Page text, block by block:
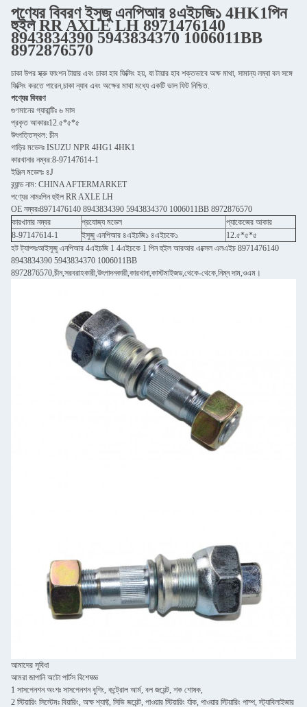
পণ্যের বিবরণ ইসুজু এনপিআর ৪এইচজি১ 4HK1পিন
হুইল RR AXLE LH 8971476140
8943834390 5943834370 1006011BB
8972876570
চাকা উপর স্ক্রু ফাংশন টায়ার এবং চাকা হাব ফিক্সিং হয়, যা টায়ার হাব শক্তভাবে অক্ষ মাথা, সামান্য লম্বা বল সঙ্গে
ফিক্সিং করতে পারেন,চাকা ন্যাব এবং অক্ষের মাথা মধ্যে একটি ভাল ফিট নিশ্চিত.
পণ্যের বিবরণ
গুণমানের গ্যারান্টিঃ ৬ মাস
প্রকৃত আকারঃ12.৫*৫*৫
উৎপত্তিস্থল: চীন
গাড়ির মডেলঃ ISUZU NPR 4HG1 4HK1
কারখানার নম্বর:8-97147614-1
ইঞ্জিন মডেলঃ ৪J
ব্র্যান্ড নাম: CHINA AFTERMARKET
পণ্যের নামঃপিন হুইল RR AXLE LH
OE নম্বরঃ8971476140 8943834390 5943834370 1006011BB 8972876570
কারখানার নম্বর
প্রযোজ্য মডেল
প্যাকেজের আকার
8-97147614-1
ইসুজু এনপিআর ৪এইচজি১ ৪এইচকে১
12.৫*৫*৫
হট ট্যাগ্সঃআইসুজু এনপিআর 4এইচজি 1 4এইচকে 1 পিন হুইল আরআর এক্সেল এলএইচ 8971476140
8943834390 5943834370 1006011BB
8972876570,চীন,সরবরাহকারী,উৎপাদনকারী,কারখানা,কাস্টমাইজড,থেকে-থেকে,নিম্ন দাম,ওএম।
আমাদের সুবিধা
আমরা জাপানি অটো পার্টস বিশেষজ্ঞ
1 সাসপেনশন অংশঃ সাসপেনশন বুশিং, কন্ট্রোল আর্ম, বল জয়েন্ট, শক শোষক,
2 স্টিয়ারিং সিস্টেমঃ বিয়ারিং, অক্ষ শ্যাফ্ট, সিভি জয়েন্ট, পাওয়ার স্টিয়ারিং র্যাক, পাওয়ার স্টিয়ারিং পাম্প, স্ট্যাবিলাইজার